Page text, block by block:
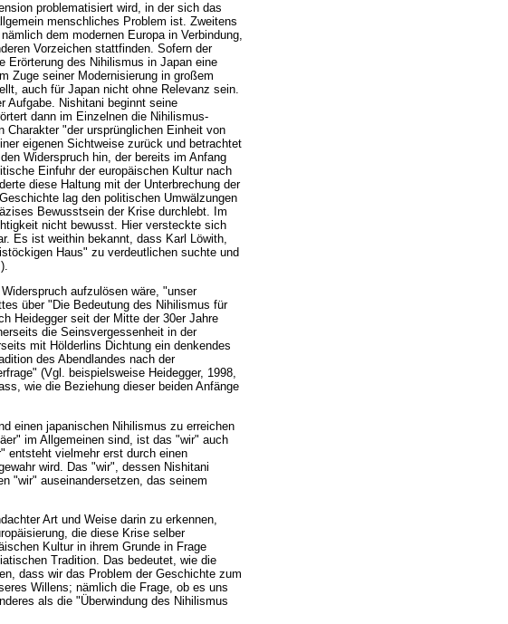
problematisiert wird, in der sich das
menschliches Problem ist. Zweitens
dem modernen Europa in Verbindung,
Vorzeichen stattfinden. Sofern der
Erörterung des Nihilismus in Japan eine
Zuge seiner Modernisierung in großem
auch für Japan nicht ohne Relevanz sein.
Aufgabe. Nishitani beginnt seine
dann im Einzelnen die Nihilismus-
Charakter "der ursprünglichen Einheit von
eigenen Sichtweise zurück und betrachtet
Widerspruch hin, der bereits im Anfang
Einfuhr der europäischen Kultur nach
diese Haltung mit der Unterbrechung der
lag den politischen Umwälzungen
Bewusstsein der Krise durchlebt. Im
nicht bewusst. Hier versteckte sich
Es ist weithin bekannt, dass Karl Löwith,
Haus" zu verdeutlichen suchte und
aufzulösen wäre, "unser
über "Die Bedeutung des Nihilismus für
Heidegger seit der Mitte der 30er Jahre
die Seinsvergessenheit in der
mit Hölderlins Dichtung ein denkendes
des Abendlandes nach der
(Vgl. beispielsweise Heidegger, 1998,
wie die Beziehung dieser beiden Anfänge
einen japanischen Nihilismus zu erreichen
im Allgemeinen sind, ist das "wir" auch
entsteht vielmehr erst durch einen
wird. Das "wir", dessen Nishitani
"wir" auseinandersetzen, das seinem
Art und Weise darin zu erkennen,
die diese Krise selber
Kultur in ihrem Grunde in Frage
Tradition. Das bedeutet, wie die
dass wir das Problem der Geschichte zum
Willens; nämlich die Frage, ob es uns
als die "Überwindung des Nihilismus